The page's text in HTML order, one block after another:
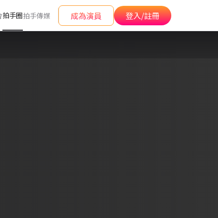
拍手圈拍手傳媒 成為演員 登入/註冊